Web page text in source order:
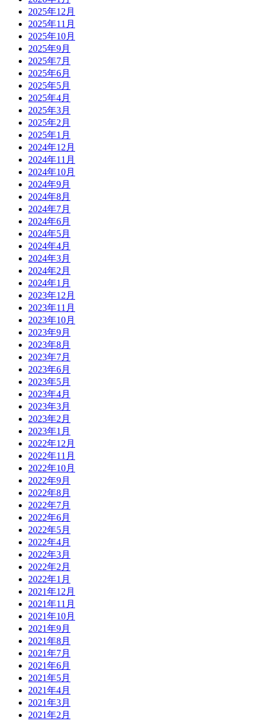
2025年12月
2025年11月
2025年10月
2025年9月
2025年7月
2025年6月
2025年5月
2025年4月
2025年3月
2025年2月
2025年1月
2024年12月
2024年11月
2024年10月
2024年9月
2024年8月
2024年7月
2024年6月
2024年5月
2024年4月
2024年3月
2024年2月
2024年1月
2023年12月
2023年11月
2023年10月
2023年9月
2023年8月
2023年7月
2023年6月
2023年5月
2023年4月
2023年3月
2023年2月
2023年1月
2022年12月
2022年11月
2022年10月
2022年9月
2022年8月
2022年7月
2022年6月
2022年5月
2022年4月
2022年3月
2022年2月
2022年1月
2021年12月
2021年11月
2021年10月
2021年9月
2021年8月
2021年7月
2021年6月
2021年5月
2021年4月
2021年3月
2021年2月